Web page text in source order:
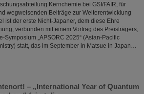
Kernchemie bei GSI/FAIR, für
wegweisenden Beiträge zur Weiterentwicklung
ist der erste Nicht-Japaner, dem diese Ehre
verbunden mit einem Vortrag des Preisträgers,
Symposium „APSORC 2025“ (Asian-Pacific
statt, das im September in Matsue in Japan…
– „International Year of Quantum